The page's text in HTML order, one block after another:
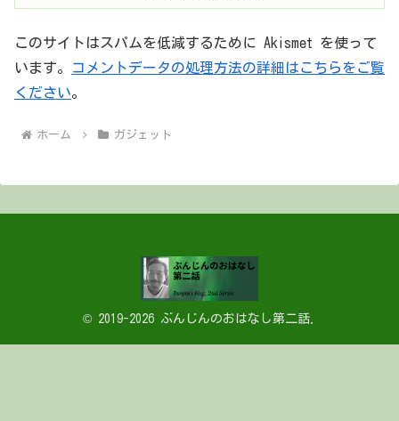
このサイトはスパムを低減するために Akismet を使って
います。
コメントデータの処理方法の詳細はこちらをご覧
ください。
ホーム ガジェット
© 2019-2026 ぶんじんのおはなし第二話.